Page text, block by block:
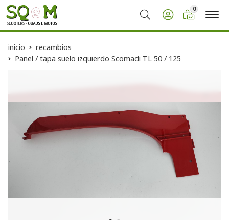
Buscar
0
inicio
recambios
Panel / tapa suelo izquierdo Scomadi TL 50 / 125